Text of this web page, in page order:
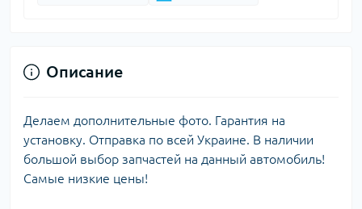
Описание
Делаем дополнительные фото. Гарантия на
установку. Отправка по всей Украине. В наличии
большой выбор запчастей на данный автомобиль!
Самые низкие цены!